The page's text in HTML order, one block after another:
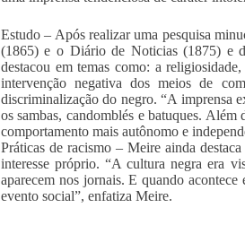
Estudo – Após realizar uma pesquisa
(1865) e o Diário de Noticias (1875) e
destacou em temas como: a
intervenção negativa dos meios de
discriminalização do negro. “A imprensa
os sambas, candomblés e batuques. Além
comportamento mais autônomo e
Práticas de racismo – Meire ainda
interesse próprio. “A cultura negra era
aparecem nos jornais. E quando
evento social”, enfatiza Meire.